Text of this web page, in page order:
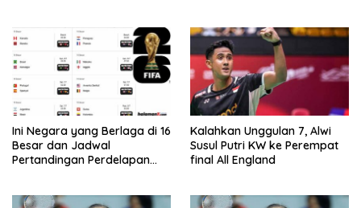
Ini Negara yang Berlaga di 16
Besar dan Jadwal
Pertandingan Perdelapan
Kalahkan Unggulan 7, Alwi
Susul Putri KW ke Perempat
final All England